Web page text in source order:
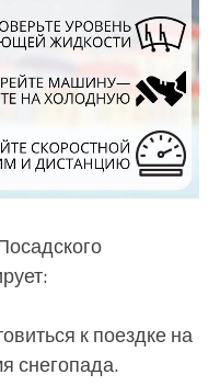
к поездке на
снегопада.